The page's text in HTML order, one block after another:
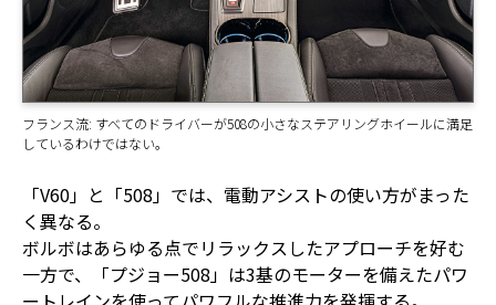
フランス流: すべてのドライバーが508の小さなステアリングホイールに満足
しているわけではない。
「V60」と「508」では、電動アシストの使い方がまった
く異なる。
ボルボはあらゆる点でリラックスしたアプローチを好む
一方で、「プジョー508」は3基のモーターを備えたパワ